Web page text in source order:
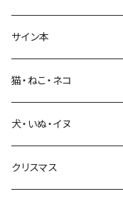
生活・暮らし
芸術・絵画・写真
サイン本
猫・ねこ・ネコ
犬・いぬ・イヌ
クリスマス